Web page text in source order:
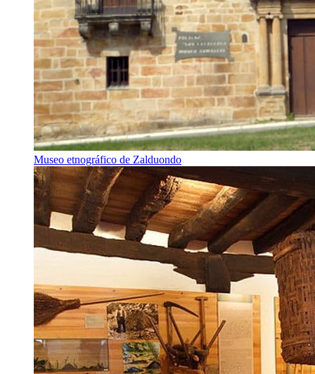
Museo etnográfico de Zalduondo